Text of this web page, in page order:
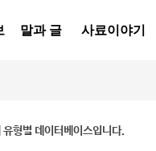
말과 글 사료이야기
형별 데이터베이스입니다.